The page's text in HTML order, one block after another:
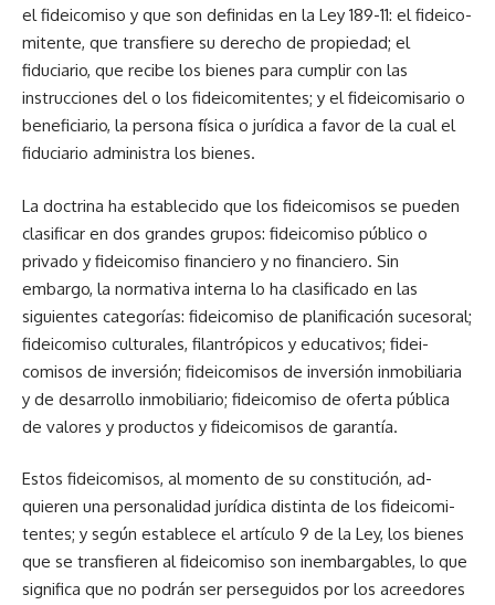
el fideicomiso y que son defini­das en la Ley 189-11: el fideico­
mitente, que transfiere su dere­cho de propiedad; el
fiduciario, que recibe los bienes para cum­plir con las
instrucciones del o los fideicomitentes; y el fideico­misario o
beneficiario, la perso­na física o jurídica a favor de la cual el
fiduciario administra los bienes.
La doctrina ha establecido que los fideicomisos se pueden
clasificar en dos grandes gru­pos: fideicomiso público o
priva­do y fideicomiso financiero y no financiero. Sin
embargo, la nor­mativa interna lo ha clasificado en las
siguientes categorías: fi­deicomiso de planificación su­cesoral;
fideicomiso culturales, filantrópicos y educativos; fidei­
comisos de inversión; fideicomi­sos de inversión inmobiliaria
y de desarrollo inmobiliario; fidei­comiso de oferta pública
de va­lores y productos y fideicomisos de garantía.
Estos fideicomisos, al mo­mento de su constitución, ad­
quieren una personalidad jurídica distinta de los fideicomi­
tentes; y según establece el artí­culo 9 de la Ley, los bienes
que se transfieren al fideicomiso son inembargables, lo que
significa que no podrán ser perseguidos por los acreedores